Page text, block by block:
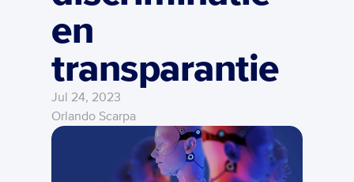
en
transparantie
Jul 24, 2023
Orlando Scarpa